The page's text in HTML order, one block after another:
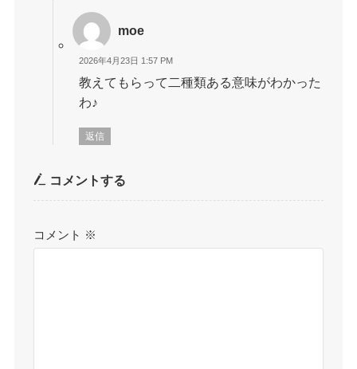
moe
2026年4月23日 1:57 PM
教えてもらって二種類ある意味がわかった
わ♪
返信
コメントする
コメント ※